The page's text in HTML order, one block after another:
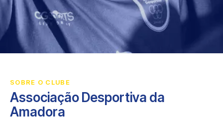
SOBRE O CLUBE
Associação Desportiva da
Amadora